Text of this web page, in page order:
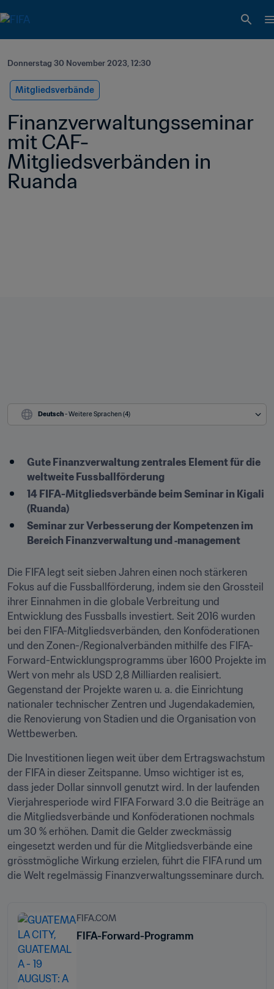
Donnerstag 30 November 2023, 12:30
Mitgliedsverbände
Finanzverwaltungsseminar
mit CAF-
Mitgliedsverbänden in
Ruanda
Deutsch - Weitere Sprachen (4)
Gute Finanzverwaltung zentrales Element für die
weltweite Fussballförderung
14 FIFA-Mitgliedsverbände beim Seminar in Kigali
(Ruanda)
Seminar zur Verbesserung der Kompetenzen im
Bereich Finanzverwaltung und ‑management
Die FIFA legt seit sieben Jahren einen noch stärkeren
Fokus auf die Fussballförderung, indem sie den Grossteil
ihrer Einnahmen in die globale Verbreitung und
Entwicklung des Fussballs investiert. Seit 2016 wurden
bei den FIFA-Mitgliedsverbänden, den Konföderationen
und den Zonen-/Regionalverbänden mithilfe des FIFA-
Forward-Entwicklungsprogramms über 1600 Projekte im
Wert von mehr als USD 2,8 Milliarden realisiert.
Gegenstand der Projekte waren u. a. die Einrichtung
nationaler technischer Zentren und Jugendakademien,
die Renovierung von Stadien und die Organisation von
Wettbewerben.
Die Investitionen liegen weit über dem Ertragswachstum
der FIFA in dieser Zeitspanne. Umso wichtiger ist es,
dass jeder Dollar sinnvoll genutzt wird. In der laufenden
Vierjahresperiode wird FIFA Forward 3.0 die Beiträge an
die Mitgliedsverbände und Konföderationen nochmals
um 30 % erhöhen. Damit die Gelder zweckmässig
eingesetzt werden und für die Mitgliedsverbände eine
grösstmögliche Wirkung erzielen, führt die FIFA rund um
die Welt regelmässig Finanzverwaltungsseminare durch.
FIFA.COM
FIFA-Forward-Programm